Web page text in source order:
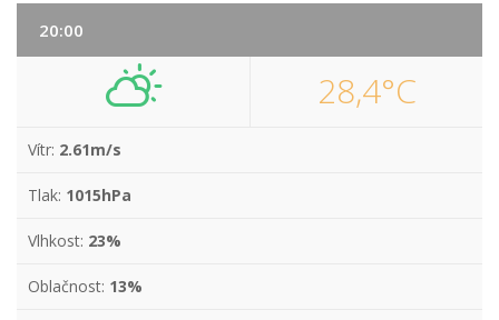
20:00
28,4°C
Vítr: 2.61m/s
Tlak: 1015hPa
Vlhkost: 23%
Oblačnost: 13%